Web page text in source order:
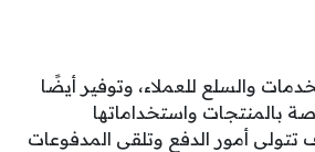
والسلع للعملاء، وتوفير أيضًا
بالمنتجات واستخداماتها
أمور الدفع وتلقى المدفوعات